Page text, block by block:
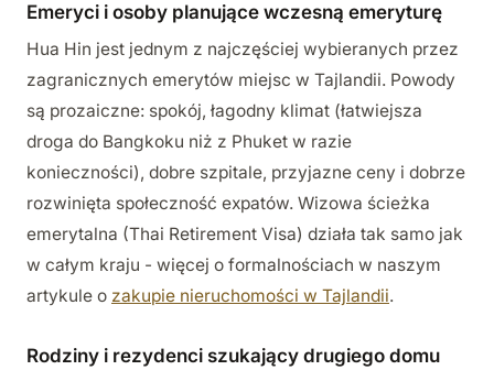
Emeryci i osoby planujące wczesną emeryturę
Hua Hin jest jednym z najczęściej wybieranych przez
zagranicznych emerytów miejsc w Tajlandii. Powody
są prozaiczne: spokój, łagodny klimat (łatwiejsza
droga do Bangkoku niż z Phuket w razie
konieczności), dobre szpitale, przyjazne ceny i dobrze
rozwinięta społeczność expatów. Wizowa ścieżka
emerytalna (Thai Retirement Visa) działa tak samo jak
w całym kraju - więcej o formalnościach w naszym
artykule o zakupie nieruchomości w Tajlandii.
Rodziny i rezydenci szukający drugiego domu